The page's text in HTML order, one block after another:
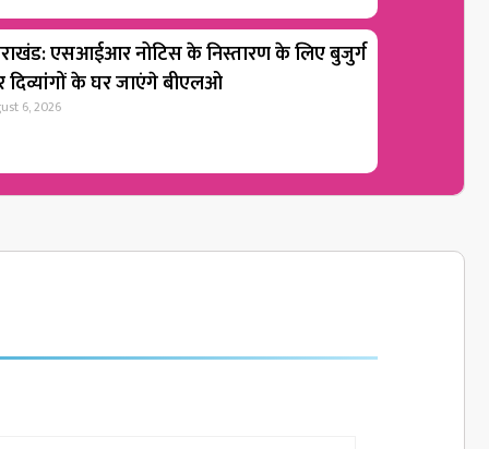
एसआईआर नोटिस के निस्तारण के लिए बुजुर्ग
के घर जाएंगे बीएलओ
6, 2026